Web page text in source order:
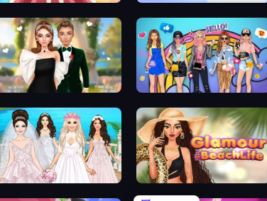
Day Proposal College Girls Team Makeover
Wedding Glamour Beach Life